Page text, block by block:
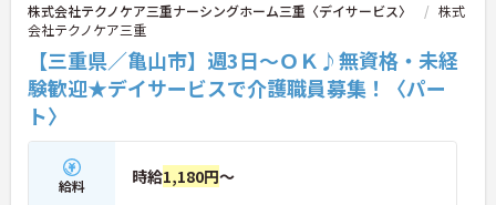
株式会社テクノケア三重ナーシングホーム三重〈デイサービス〉
株式
会社テクノケア三重
【三重県／亀山市】週3日～ＯＫ♪無資格・未経
験歓迎★デイサービスで介護職員募集！〈パー
ト〉
給料 時給1,180円～